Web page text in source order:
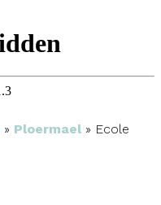
» Ploermael » Ecole